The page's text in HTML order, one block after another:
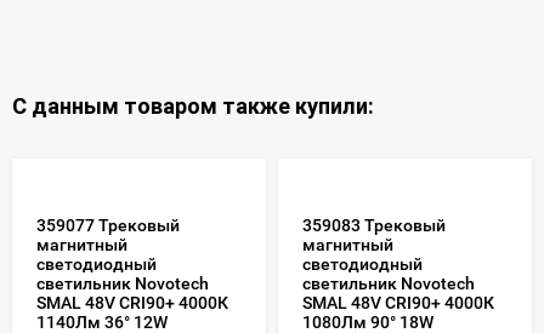
С данным товаром также купили:
359077 Трековый
магнитный
светодиодный
светильник Novotech
SMAL 48V CRI90+ 4000К
1140Лм 36° 12W
359083 Трековый
магнитный
светодиодный
светильник Novotech
SMAL 48V CRI90+ 4000К
1080Лм 90° 18W